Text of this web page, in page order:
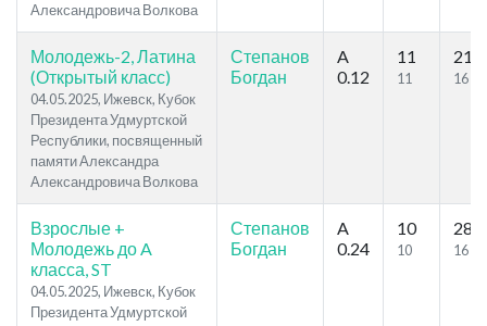
Александровича Волкова
Молодежь-2, Латина
(Открытый класс)
04.05.2025, Ижевск, Кубок
Президента Удмуртской
Республики, посвященный
памяти Александра
Александровича Волкова
Степанов
Богдан
A
0.12
11
11
21
16
Взрослые +
Молодежь до A
класса, ST
04.05.2025, Ижевск, Кубок
Президента Удмуртской
Степанов
Богдан
A
0.24
10
10
28
16